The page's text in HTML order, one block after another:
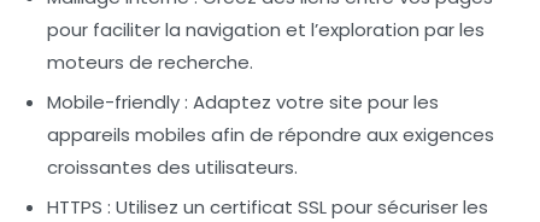
pour faciliter la navigation et l’exploration par les
moteurs de recherche.
Mobile-friendly: Adaptez votre site pour les
appareils mobiles afin de répondre aux exigences
croissantes des utilisateurs.
HTTPS : Utilisez un certificat SSL pour sécuriser les